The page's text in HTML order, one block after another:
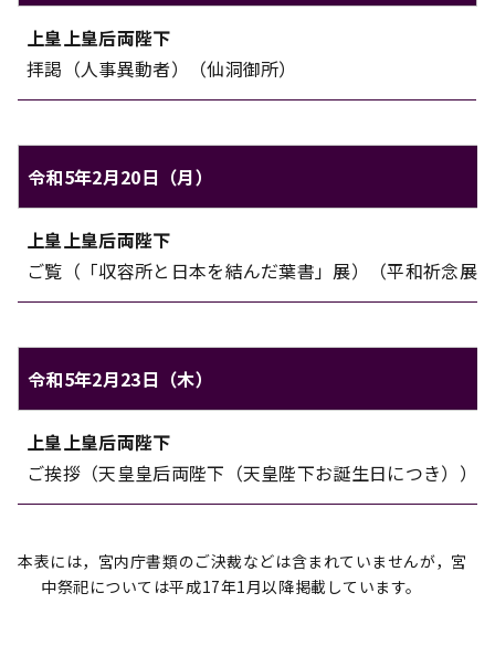
対象 内容
上皇上皇后両陛下
拝謁（人事異動者）（仙洞御所）
令和5年2月20日（月）
対象 内容
上皇上皇后両陛下
ご覧（「収容所と日本を結んだ葉書」展）（平和祈念展
令和5年2月23日（木）
対象 内容
上皇上皇后両陛下
ご挨拶（天皇皇后両陛下（天皇陛下お誕生日につき））
本表には，宮内庁書類のご決裁などは含まれていませんが，宮
中祭祀については平成17年1月以降掲載しています。